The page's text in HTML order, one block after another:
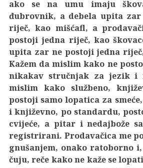
ako se na umu imaju
đubrovnik, a debela upita
riječ, kao mišćafl, a
postoji jedna riječ, kao
upita zar ne postoji jedna
Kažem da mislim kako ne
nikakav stručnjak za jezik i
mislim kako službeno,
postoji samo lopatica za
i književno, po standardu,
cvijeće, a pitar i nedajbože
registrirani. Prodavačica me
gnušanjem, onako ratoborno
čuju, reče kako ne kaže se